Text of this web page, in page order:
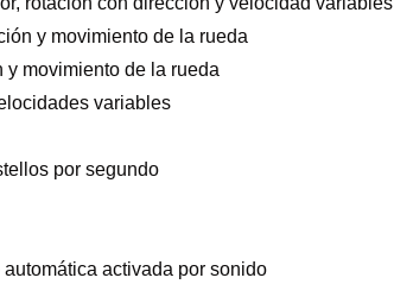
y movimiento de la rueda
y movimiento de la rueda
variables
por segundo
activada por sonido